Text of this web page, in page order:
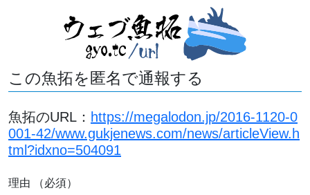
この魚拓を匿名で通報する
魚拓のURL： https://megalodon.jp/2016-1120-0
001-42/www.gukjenews.com/news/articleView.h
tml?idxno=504091
理由 （必須）